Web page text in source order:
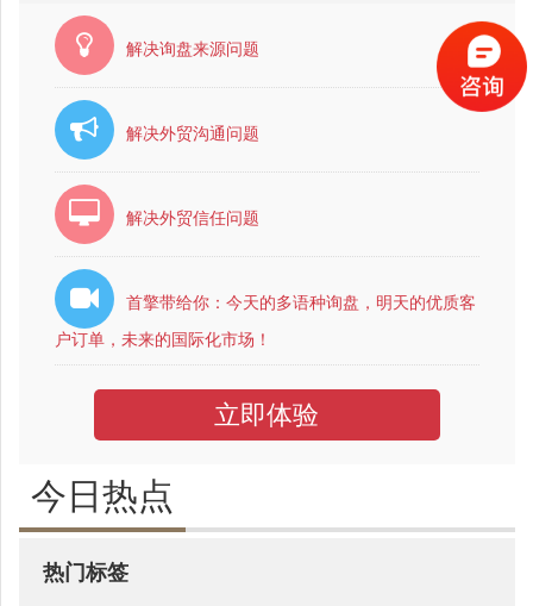
解决询盘来源问题
解决外贸沟通问题
解决外贸信任问题
首擎带给你：今天的多语种询盘，明天的优质客
户订单，未来的国际化市场！
立即体验
今日热点
热门标签